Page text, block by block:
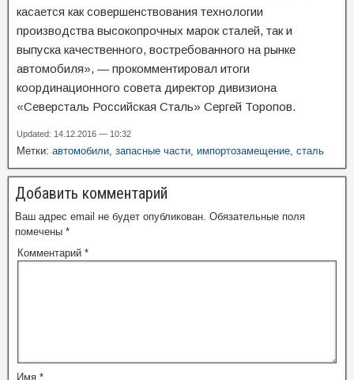
касается как совершенствования технологии
производства высокопрочных марок сталей, так и
выпуска качественного, востребованного на рынке
автомобиля», — прокомментировал итоги
координационного совета директор дивизиона
«Северсталь Российская Сталь» Сергей Торопов.
Updated: 14.12.2016 — 10:32
Метки: автомобили, запасные части, импортозамещение, сталь
Добавить комментарий
Ваш адрес email не будет опубликован. Обязательные поля
помечены *
Комментарий *
Имя *